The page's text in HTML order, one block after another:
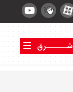
شــــــرق